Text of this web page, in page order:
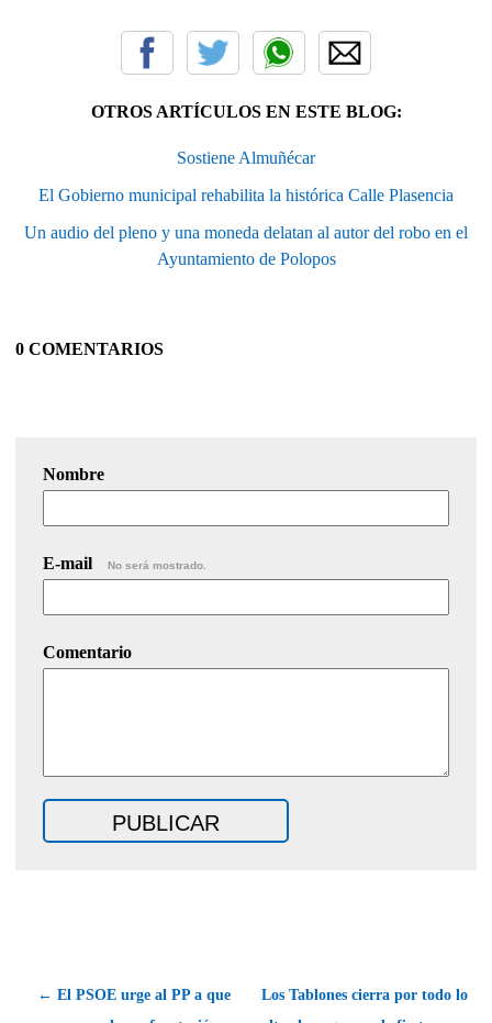
OTROS ARTÍCULOS EN ESTE BLOG:
Sostiene Almuñécar
El Gobierno municipal rehabilita la histórica Calle Plasencia
Un audio del pleno y una moneda delatan al autor del robo en el
Ayuntamiento de Polopos
0 COMENTARIOS
Nombre
E-mail No será mostrado.
Comentario
← El PSOE urge al PP a que
Los Tablones cierra por todo lo